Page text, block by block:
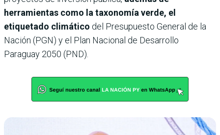
herramientas como la taxonomía verde, el
etiquetado climático del Presupuesto General de la
Nación (PGN) y el Plan Nacional de Desarrollo
Paraguay 2050 (PND).